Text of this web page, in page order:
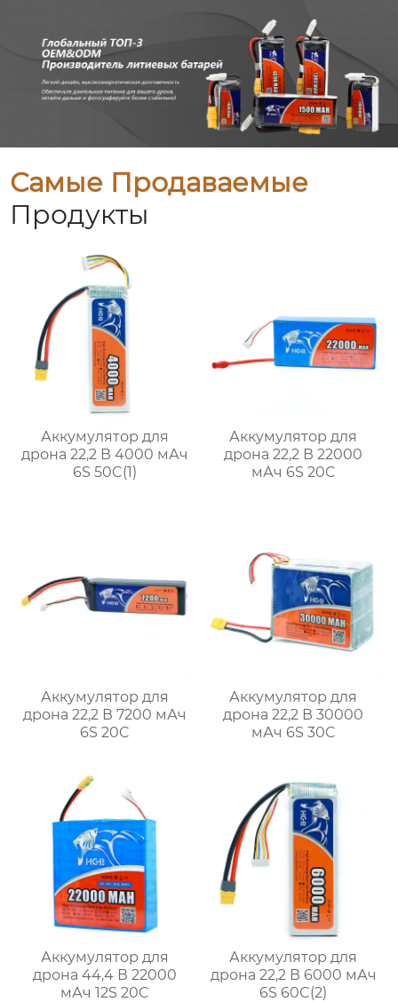
Самые Продаваемые
Продукты
Аккумулятор для
дрона 22,2 В 4000 мАч
6S 50C(1)
Аккумулятор для
дрона 22,2 В 22000
мАч 6S 20C
Аккумулятор для
дрона 22,2 В 7200 мАч
6S 20C
Аккумулятор для
дрона 22,2 В 30000
мАч 6S 30C
Аккумулятор для
дрона 44,4 В 22000
мАч 12S 20C
Аккумулятор для
дрона 22,2 В 6000 мАч
6S 60C(2)